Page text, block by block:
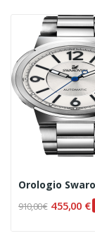
910,00 € 455,00 €